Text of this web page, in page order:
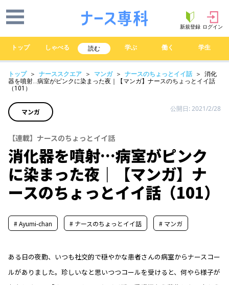
新規登録 ログイン
トップ しゃべる 読む 学ぶ 働く 学生
トップ ＞ ナーススクエア ＞ マンガ ＞ ナースのちょっとイイ話
＞ 消化
器を噴射…病室がピンクに染まった夜｜【マンガ】ナースのちょっとイイ話
（101）
マンガ 公開日: 2021/2/28
【連載】ナースのちょっとイイ話
消化器を噴射…病室がピンク
に染まった夜｜【マンガ】ナ
ースのちょっとイイ話（101）
# Ayumi-chan # ナースのちょっとイイ話 # マンガ
ある日の夜勤、いつも社交的で穏やかな患者さんの病室からナースコー
ルがありました。珍しいなと思いつつコールを受けると、何やら様子が